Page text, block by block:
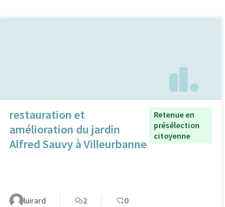
restauration et
amélioration du jardin
Alfred Sauvy à Villeurbanne
Retenue en
présélection
citoyenne
luirard 2 0